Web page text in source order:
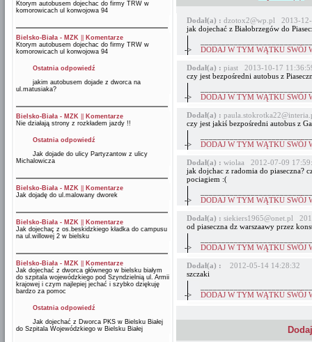
Ktorym autobusem dojechac do firmy TRW w
komorowicach ul konwojowa 94
Bielsko-Biała - MZK
Komentarze
Ktorym autobusem dojechac do firmy TRW w
komorowicach ul konwojowa 94
Ostatnia odpowiedź
jakim autobusem dojade z dworca na
ul.matusiaka?
Bielsko-Biała - MZK
Komentarze
Nie działają strony z rozkładem jazdy !!
Ostatnia odpowiedź
Jak dojade do ulicy Partyzantow z ulicy
Michalowicza
Bielsko-Biała - MZK
Komentarze
Jak dojadę do ul.malowany dworek
Bielsko-Biała - MZK
Komentarze
Jak dojechaç z os.beskidzkiego kładka do campusu
na ul.willowej 2 w bielsku
Bielsko-Biała - MZK
Komentarze
Jak dojechać z dworca głównego w bielsku białym
do szpitala wojewódzkiego pod Szyndzielnią ul. Armii
krajowej i czym najlepiej jechać i szybko dziękuję
bardzo za pomoc
Ostatnia odpowiedź
Jak dojechać z Dworca PKS w Bielsku Białej
do Szpitala Wojewódzkiego w Bielsku Białej
Dodał(a) : dzotox2@wp.pl 2013-
jak dojechać z Białobrzegów do
->
DODAJ W TYM WĄTKU SWÓJ
Dodał(a) : piast 2013-10-17
czy jest bezpośredni autobus z
->
DODAJ W TYM WĄTKU SWÓJ
Dodał(a) :
czy jest jakiś bezpośredni autobus z
->
DODAJ W TYM WĄTKU SWÓJ
Dodał(a) : wiolaa 2012-07-09
jak dojchac z radomia do piaseczna?
pociagiem :(
->
DODAJ W TYM WĄTKU SWÓJ
Dodał(a) : siekiers1965@onet.pl
od piaseczna dz warszaawy przez
->
DODAJ W TYM WĄTKU SWÓJ
Dodał(a) :
2012-05-14 14:28:32
szczaki
->
DODAJ W TYM WĄTKU SWÓJ